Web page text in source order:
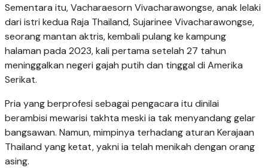
Sementara itu, Vacharaesorn Vivacharawongse, anak lelaki
dari istri kedua Raja Thailand, Sujarinee Vivacharawongse,
seorang mantan aktris, kembali pulang ke kampung
halaman pada 2023, kali pertama setelah 27 tahun
meninggalkan negeri gajah putih dan tinggal di Amerika
Serikat.
Pria yang berprofesi sebagai pengacara itu dinilai
berambisi mewarisi takhta meski ia tak menyandang gelar
bangsawan. Namun, mimpinya terhadang aturan Kerajaan
Thailand yang ketat, yakni ia telah menikah dengan orang
asing.